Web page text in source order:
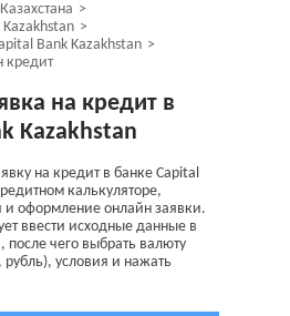
Bank Kazakhstan
кредит
на кредит в
Kazakhstan
на кредит в банке Capital
калькуляторе,
и оформление онлайн заявки.
ввести исходные данные в
после чего выбрать валюту
рубль), условия и нажать